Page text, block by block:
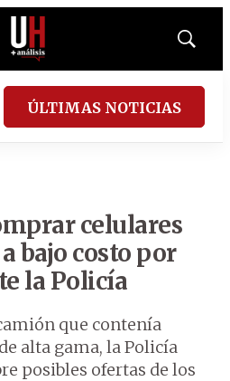
Mostrar
ÚLTIMAS NOTICIAS
celulares
bajo costo por
la Policía
que contenía
alta gama, la Policía
posibles ofertas de los